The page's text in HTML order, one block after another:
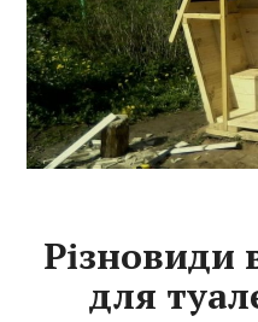
Різновиди
для